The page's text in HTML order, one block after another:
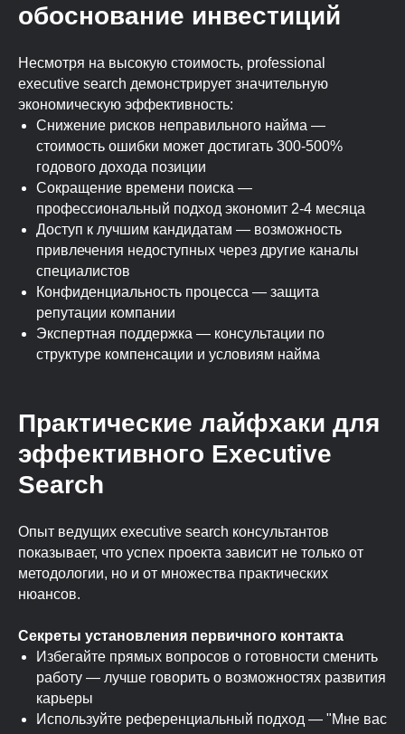
обоснование инвестиций
Несмотря на высокую стоимость, professional
executive search демонстрирует значительную
экономическую эффективность:
Снижение рисков неправильного найма —
стоимость ошибки может достигать 300-500%
годового дохода позиции
Сокращение времени поиска —
профессиональный подход экономит 2-4 месяца
Доступ к лучшим кандидатам — возможность
привлечения недоступных через другие каналы
специалистов
Конфиденциальность процесса — защита
репутации компании
Экспертная поддержка — консультации по
структуре компенсации и условиям найма
Практические лайфхаки для
эффективного Executive
Search
Опыт ведущих executive search консультантов
показывает, что успех проекта зависит не только от
методологии, но и от множества практических
нюансов.
Секреты установления первичного контакта
Избегайте прямых вопросов о готовности сменить
работу — лучше говорить о возможностях развития
карьеры
Используйте референциальный подход — "Мне вас